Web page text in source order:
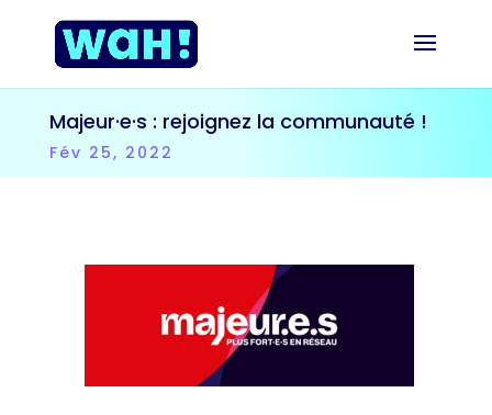
Majeur·e·s : rejoignez la communauté !
Fév 25, 2022